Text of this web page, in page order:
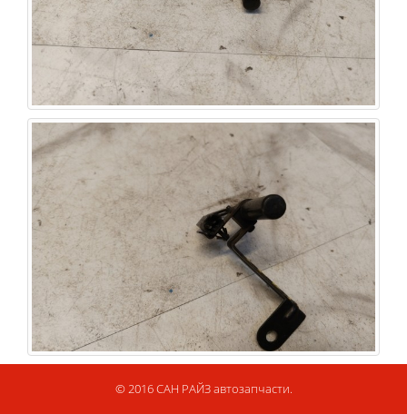
© 2016 САН РАЙЗ автозапчасти.